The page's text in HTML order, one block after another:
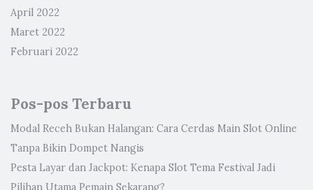
April 2022
Maret 2022
Februari 2022
Pos-pos Terbaru
Modal Receh Bukan Halangan: Cara Cerdas Main Slot Online
Tanpa Bikin Dompet Nangis
Pesta Layar dan Jackpot: Kenapa Slot Tema Festival Jadi
Pilihan Utama Pemain Sekarang?